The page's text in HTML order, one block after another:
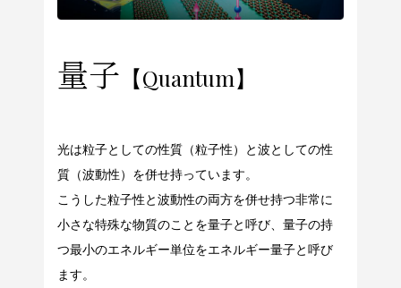
量子 【Quantum】
光は粒子としての性質（粒子性）と波としての性
質（波動性）を併せ持っています。
こうした粒子性と波動性の両方を併せ持つ非常に
小さな特殊な物質のことを量子と呼び、量子の持
つ最小のエネルギー単位をエネルギー量子と呼び
ます。